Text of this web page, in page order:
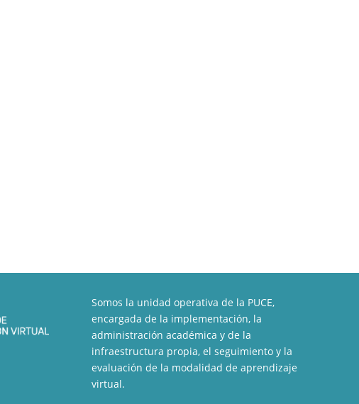
Somos la unidad operativa de la PUCE,
encargada de la implementación, la
administración académica y de la
infraestructura propia, el seguimiento y la
evaluación de la modalidad de aprendizaje
virtual.